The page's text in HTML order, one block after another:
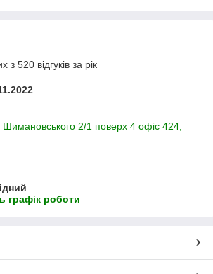
з 520 відгуків за рік
Шимановського 2/1 поверх 4 офіс 424,
графік роботи